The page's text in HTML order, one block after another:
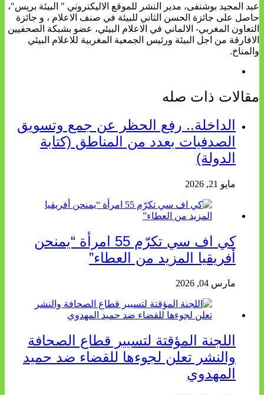
عبد المجيد بوشنفى، مدير النشر للموقع الاليكتروني " البيئة بريس"،
حاصل على جائزة الحسن الثاني للبيئة في صنف الاعلام ، و جائزة
التعاون المغربي- الالماني في الاعلام البيئي، عضو بشبكة الصحفيين
الافارقة من اجل البيئة ورئيس الجمعية المغربية للاعلام البيئي
والمناخ.
مقالات ذات صله
الداخلة.. رفع الحظر عن جمع وتسويق
الصدفيات بعدد من المناطق (كتابة
الدولة)
مايو 21, 2026
كي اف سي تكرّم 55 امرأة “يمنحن
أفريقيا المزيد من العطاء”
مارس 04, 2026
اللجنة المؤقتة لتسيير قطاع الصحافة
والنشر تعلن لجوءها للقضاء ضد حميد
المهدوي